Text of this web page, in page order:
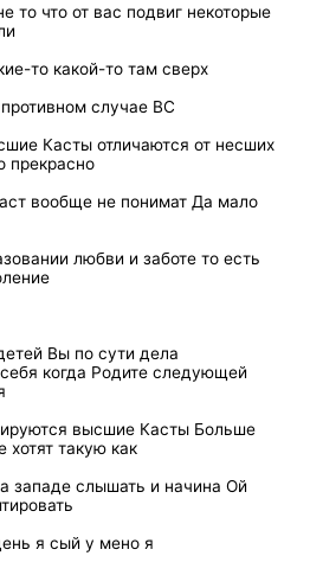
то что от вас подвиг некоторые
то какой-то там сверх
случае ВС
Касты отличаются от несших
прекрасно
вообще не понимат Да мало
любви и заботе то есть
Вы по сути дела
когда Родите следующей
высшие Касты Больше
хотят такую как
западе слышать и начина Ой
я сый у мено я